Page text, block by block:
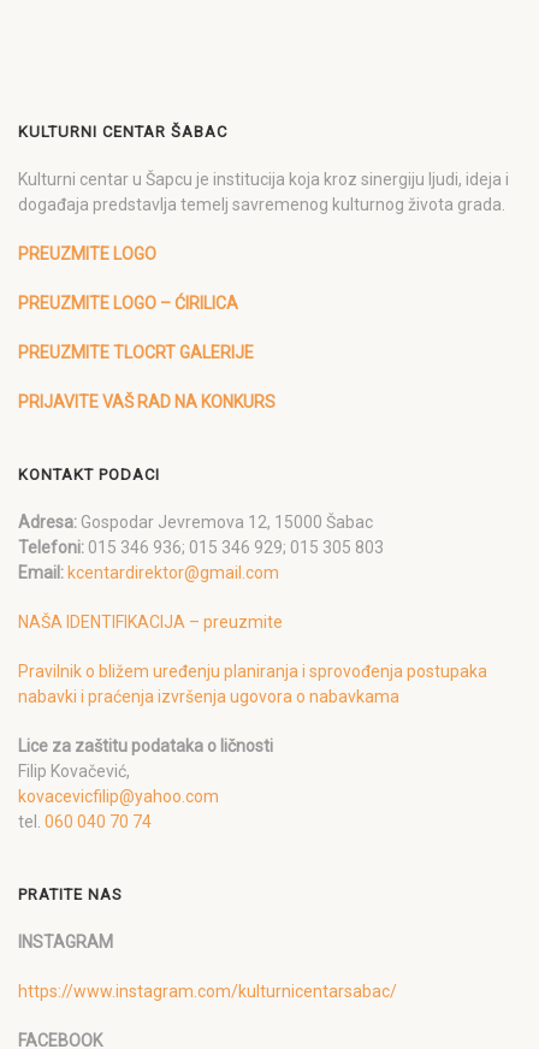
KULTURNI CENTAR ŠABAC
Kulturni centar u Šapcu je institucija koja kroz sinergiju ljudi, ideja i
događaja predstavlja temelj savremenog kulturnog života grada.
PREUZMITE LOGO
PREUZMITE LOGO – ĆIRILICA
PREUZMITE TLOCRT GALERIJE
PRIJAVITE VAŠ RAD NA KONKURS
KONTAKT PODACI
Adresa: Gospodar Jevremova 12, 15000 Šabac
Telefoni: 015 346 936; 015 346 929; 015 305 803
Email: kcentardirektor@gmail.com
NAŠA IDENTIFIKACIJA – preuzmite
Pravilnik o bližem uređenju planiranja i sprovođenja postupaka
nabavki i praćenja izvršenja ugovora o nabavkama
Lice za zaštitu podataka o ličnosti
Filip Kovačević,
kovacevicfilip@yahoo.com
tel. 060 040 70 74
PRATITE NAS
INSTAGRAM
https://www.instagram.com/kulturnicentarsabac/
FACEBOOK